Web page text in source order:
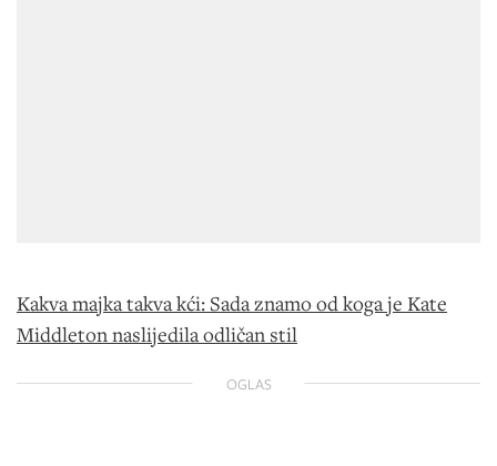
Kakva majka takva kći: Sada znamo od koga je Kate
Middleton naslijedila odličan stil
OGLAS